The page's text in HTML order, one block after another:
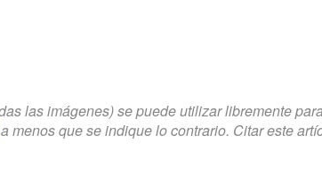
las imágenes) se puede utilizar libremente
menos que se indique lo contrario. Citar este